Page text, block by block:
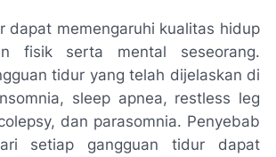
dapat memengaruhi kualitas hidup
fisik serta mental seseorang.
tidur yang telah dijelaskan di
sleep apnea, restless leg
dan parasomnia. Penyebab
setiap gangguan tidur dapat